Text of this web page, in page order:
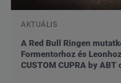
AKTUÁLIS
A Red Bull Ringen
Formentorhoz és
CUSTOM CUPRA by ABT